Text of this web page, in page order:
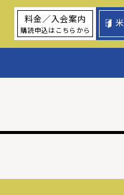
料金／入会案内
購読申込はこちらから